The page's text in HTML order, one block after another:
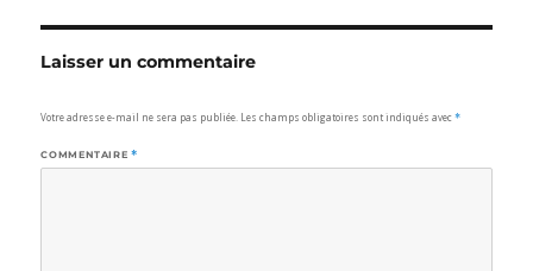
Laisser un commentaire
Votre adresse e-mail ne sera pas publiée. Les champs obligatoires sont indiqués avec*
COMMENTAIRE *